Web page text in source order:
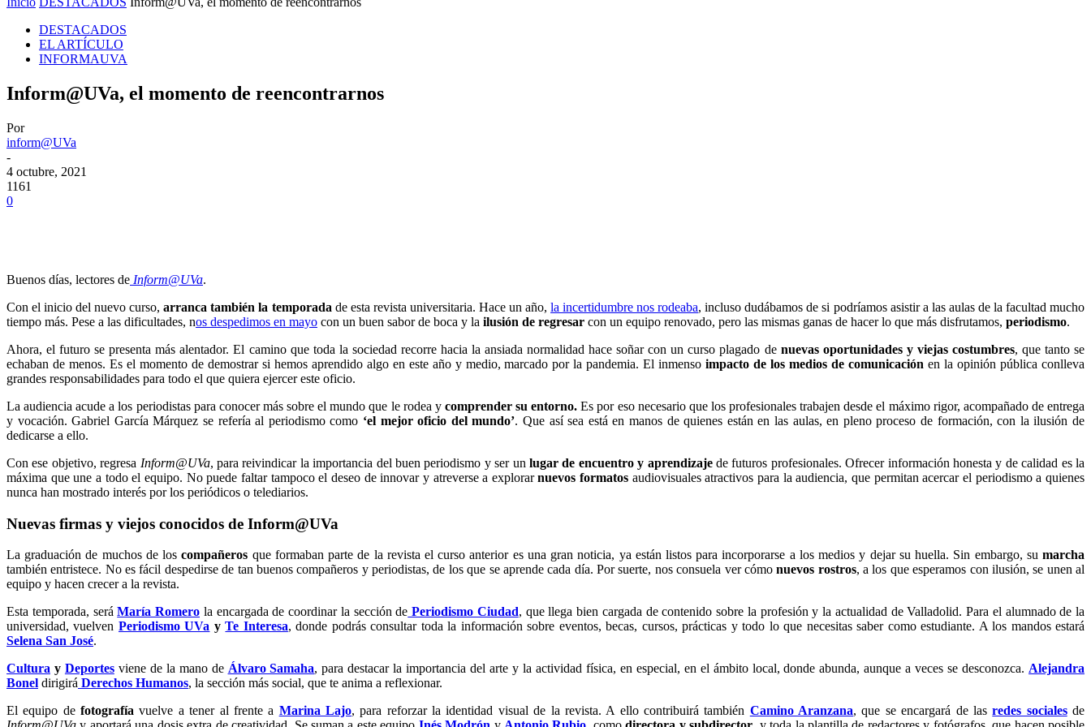
DESTACADOS
EL ARTÍCULO
INFORMAUVA
Inform@UVa, el momento de reencontrarnos
Por
inform@UVa
-
4 octubre, 2021
1161
0
Buenos días, lectores de Inform@UVa.
Con el inicio del nuevo curso,arranca también la temporada de esta revista universitaria. Hace un año,la incertidumbre nos rodeaba, incluso dudábamos de si podríamos asistir a las aulas de la facultad mucho
tiempo más. Pese a las dificultades, nos despedimos en mayo con un buen sabor de boca y la ilusión de regresar con un equipo renovado, pero las mismas ganas de hacer lo que más disfrutamos, periodismo.
Ahora, el futuro se presenta más alentador. El camino que toda la sociedad recorre hacia la ansiada normalidad hace soñar con un curso plagado de nuevas oportunidades y viejas costumbres, que tanto se
echaban de menos. Es el momento de demostrar si hemos aprendido algo en este año y medio, marcado por la pandemia. El inmenso impacto de los medios de comunicaciónen la opinión pública conlleva
grandes responsabilidades para todo el que quiera ejercer este oficio.
La audiencia acude a los periodistas para conocer más sobre el mundo que le rodea y comprender su entorno. Es por eso necesario que los profesionales trabajen desde el máximo rigor, acompañado de entrega
y vocación. Gabriel García Márquez se refería al periodismo como ‘el mejor oficio del mundo’. Que así sea está en manos de quienes están en las aulas, en pleno proceso de formación, con la ilusión de
dedicarse a ello.
Con ese objetivo, regresa Inform@UVa, para reivindicar la importancia del buen periodismo y ser unlugar de encuentro y aprendizajede futuros profesionales. Ofrecer información honesta y de calidad es la
máxima que une a todo el equipo. No puede faltar tampoco el deseo de innovar y atreverse a explorarnuevos formatos audiovisuales atractivos para la audiencia, que permitan acercar el periodismo a quienes
nunca han mostrado interés por los periódicos o telediarios.
Nuevas firmas y viejos conocidos de Inform@UVa
La graduación de muchos de loscompañeros que formaban parte de la revista el curso anterior es una gran noticia, ya están listos para incorporarse a los medios y dejar su huella. Sin embargo, sumarcha
también entristece. No es fácil despedirse de tan buenos compañeros y periodistas, de los que se aprende cada día. Por suerte, nos consuela ver cómonuevos rostros, a los que esperamos con ilusión, se unen al
equipo y hacen crecer a la revista.
Esta temporada, seráMaría Romero la encargada de coordinar la sección de Periodismo Ciudad, que llega bien cargada de contenido sobre la profesión y la actualidad de Valladolid. Para el alumnado de la
universidad, vuelven Periodismo UVa yTe Interesa, donde podrás consultar toda la información sobre eventos, becas, cursos, prácticas y todo lo que necesitas saber como estudiante. A los mandos estará
Selena San José.
Cultura y Deportesviene de la mano de Álvaro Samaha, para destacar la importancia del arte y la actividad física, en especial, en el ámbito local, donde abunda, aunque a veces se desconozca.Alejandra
Bonel dirigirá Derechos Humanos, la sección más social, que te anima a reflexionar.
El equipo defotografía vuelve a tener al frente a Marina Lajo, para reforzar la identidad visual de la revista. A ello contribuirá también Camino Aranzana, que se encargará de lasredes socialesde